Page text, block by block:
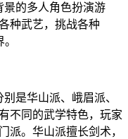
景的多人角色扮演游
种武艺，挑战各种
是华山派、峨眉派、
不同的武学特色，玩家
派。华山派擅长剑术，